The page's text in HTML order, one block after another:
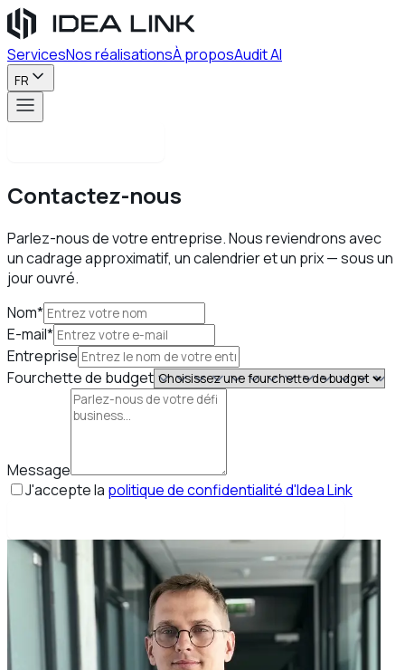
ServicesNos réalisationsÀ proposAudit AI
FR
Contactez-nous
Parlez-nous de votre entreprise. Nous reviendrons avec
un cadrage approximatif, un calendrier et un prix — sous un
jour ouvré.
Nom*
E-mail*
Entreprise
Fourchette de budget
Message
J'accepte la politique de confidentialité d'Idea Link